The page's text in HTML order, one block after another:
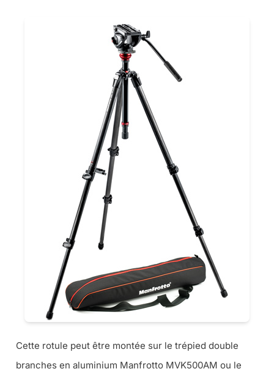
Cette rotule peut être montée sur le trépied double
branches en aluminium Manfrotto MVK500AM ou le